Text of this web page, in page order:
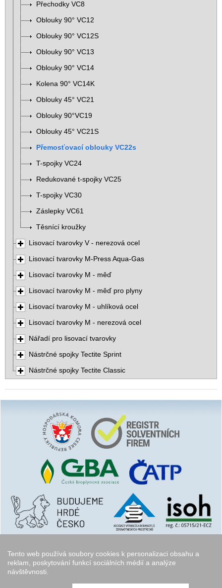
Tento web používá soubory cookies k personalizaci obsahu a
reklam, poskytování funkcí sociálních médií a analýze
návštěvnosti.
Přechodky VC8
Oblouky 90° VC12
Oblouky 90° VC12S
Oblouky 90° VC13
Oblouky 90° VC14
Kolena 90° VC14K
Oblouky 45° VC21
Oblouky 90°VC19
Oblouky 45° VC21S
Přemosťovací oblouky VC22s
T-spojky VC24
Redukované t-spojky VC25
T-spojky VC30
Záslepky VC61
Těsnící kroužky
Lisovací tvarovky V - nerezová ocel
Lisovací tvarovky M-Press Aqua-Gas
Lisovací tvarovky M - měď
Lisovací tvarovky M - měď pro plyny
Lisovací tvarovky M - uhlíková ocel
Lisovací tvarovky M - nerezová ocel
Nářadí pro lisovací tvarovky
Nástrčné spojky Tectite Sprint
Nástrčné spojky Tectite Classic